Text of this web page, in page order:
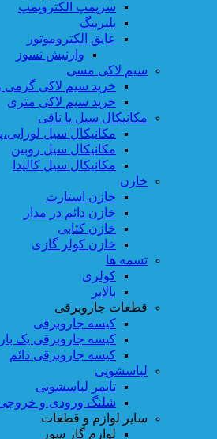
سرپمپ الکتروپمپ
بلبرینگ
عایق الکتروموتور
وارنیش نسوز
سیم لاکی مسی
خرید سیم لاکی گرمی
خرید سیم لاکی متری
مکانیکال سیل یا نافی
مکانیکال سیل
مکانیکال سیل روبین
مکانیکال سیل کالپدا
خازن
خازن استارت
خازن دائم در مدار
خازن کتابی
خازن کولر گازی
تسمه ها
کولری
بالابر
قطعات جاروبرقی
کیسه جاروبرقی
کیسه جاروبرقی یک
کیسه جاروبرقی دائم
لباسشویی
تایمر لباسشویی
شلنگ ورودی و
سایر لوازم و قطعات
لوازم گاز سوز